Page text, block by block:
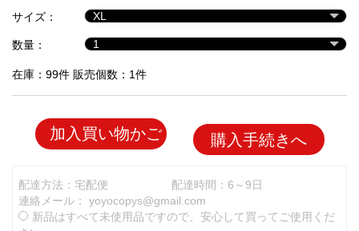
品
サイズ：
数量：
在庫：99件 販売個数：1件
加入買い物かご 購入手続きへ
配達方法：宅配便
配達時間：6～9日
連絡メール： yoyocopys@gmail.com
新品はすべて未使用品ですので、安心して買ってご使用くだ